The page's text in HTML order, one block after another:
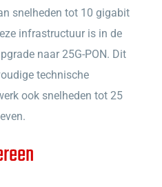
snelheden tot 10 gigabit
infrastructuur is in de
naar 25G-PON. Dit
technische
ook snelheden tot 25